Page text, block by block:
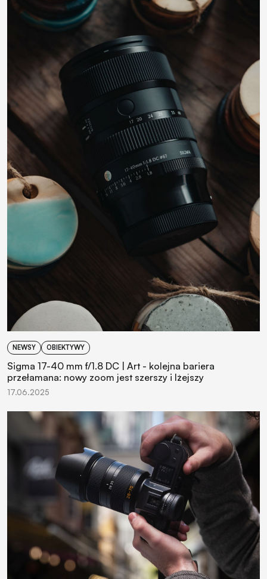
NEWSY OBIEKTYWY
Sigma 17-40 mm f/1.8 DC | Art - kolejna bariera
przełamana: nowy zoom jest szerszy i lżejszy
17.06.2025